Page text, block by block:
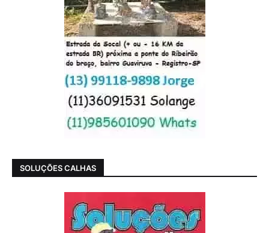
SOLUÇÕES CALHAS